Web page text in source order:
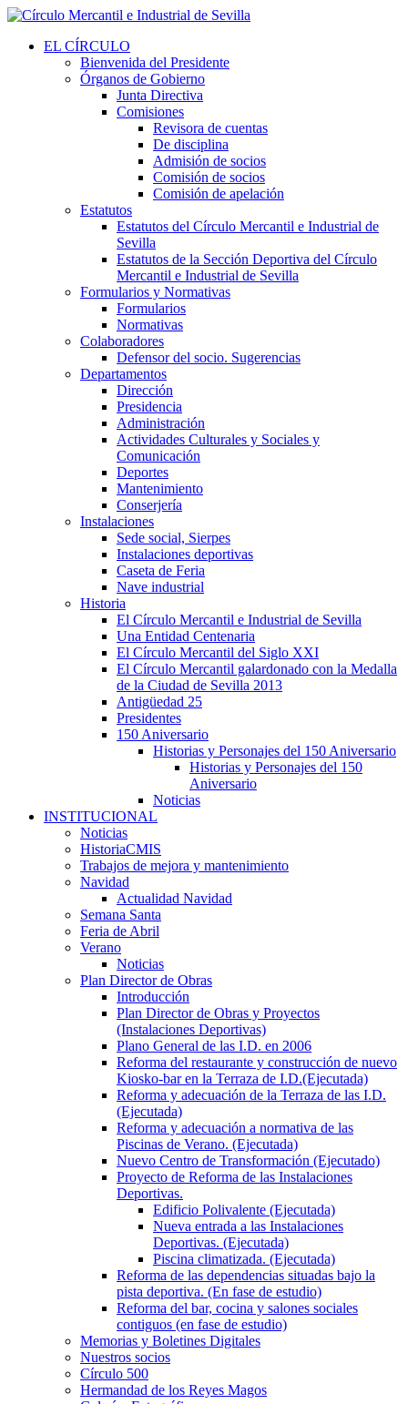
EL CÍRCULO
Bienvenida del Presidente
Órganos de Gobierno
Junta Directiva
Comisiones
Revisora de cuentas
De disciplina
Admisión de socios
Comisión de socios
Comisión de apelación
Estatutos
Estatutos del Círculo Mercantil e Industrial de
Sevilla
Estatutos de la Sección Deportiva del Círculo
Mercantil e Industrial de Sevilla
Formularios y Normativas
Formularios
Normativas
Colaboradores
Defensor del socio. Sugerencias
Departamentos
Dirección
Presidencia
Administración
Actividades Culturales y Sociales y
Comunicación
Deportes
Mantenimiento
Conserjería
Instalaciones
Sede social, Sierpes
Instalaciones deportivas
Caseta de Feria
Nave industrial
Historia
El Círculo Mercantil e Industrial de Sevilla
Una Entidad Centenaria
El Círculo Mercantil del Siglo XXI
El Círculo Mercantil galardonado con la Medalla
de la Ciudad de Sevilla 2013
Antigüedad 25
Presidentes
150 Aniversario
Historias y Personajes del 150 Aniversario
Historias y Personajes del 150
Aniversario
Noticias
INSTITUCIONAL
Noticias
HistoriaCMIS
Trabajos de mejora y mantenimiento
Navidad
Actualidad Navidad
Semana Santa
Feria de Abril
Verano
Noticias
Plan Director de Obras
Introducción
Plan Director de Obras y Proyectos
(Instalaciones Deportivas)
Plano General de las I.D. en 2006
Reforma del restaurante y construcción de nuevo
Kiosko-bar en la Terraza de I.D.(Ejecutada)
Reforma y adecuación de la Terraza de las I.D.
(Ejecutada)
Reforma y adecuación a normativa de las
Piscinas de Verano. (Ejecutada)
Nuevo Centro de Transformación (Ejecutado)
Proyecto de Reforma de las Instalaciones
Deportivas.
Edificio Polivalente (Ejecutada)
Nueva entrada a las Instalaciones
Deportivas. (Ejecutada)
Piscina climatizada. (Ejecutada)
Reforma de las dependencias situadas bajo la
pista deportiva. (En fase de estudio)
Reforma del bar, cocina y salones sociales
contiguos (en fase de estudio)
Memorias y Boletines Digitales
Nuestros socios
Círculo 500
Hermandad de los Reyes Magos